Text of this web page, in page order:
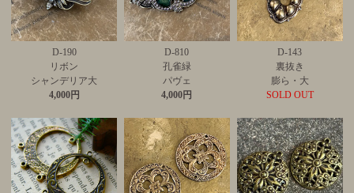
D-190
リボン
シャンデリア大
4,000円
D-810
孔雀緑
パヴェ
4,000円
D-143
裏抜き
膨ら・大
SOLD OUT